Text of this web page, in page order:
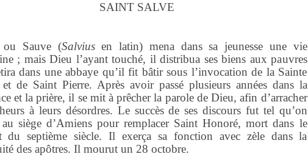
SAINT SALVE
ou Sauve (Salviusen latin) mena dans sa jeunesse une vie
; mais Dieu l’ayant touché, il distribua ses biens aux pauvres
dans une abbaye qu’il fit bâtir sous l’invocation de la Sainte
de Saint Pierre. Après avoir passé plusieurs années dans la
et la prière, il se mit à prêcher la parole de Dieu, afin d’arracher
à leurs désordres. Le succès de ses discours fut tel qu’on
au siège d’Amiens pour remplacer Saint Honoré, mort dans le
du septième siècle. Il exerça sa fonction avec zèle dans la
des apôtres. Il mourut un 28 octobre.